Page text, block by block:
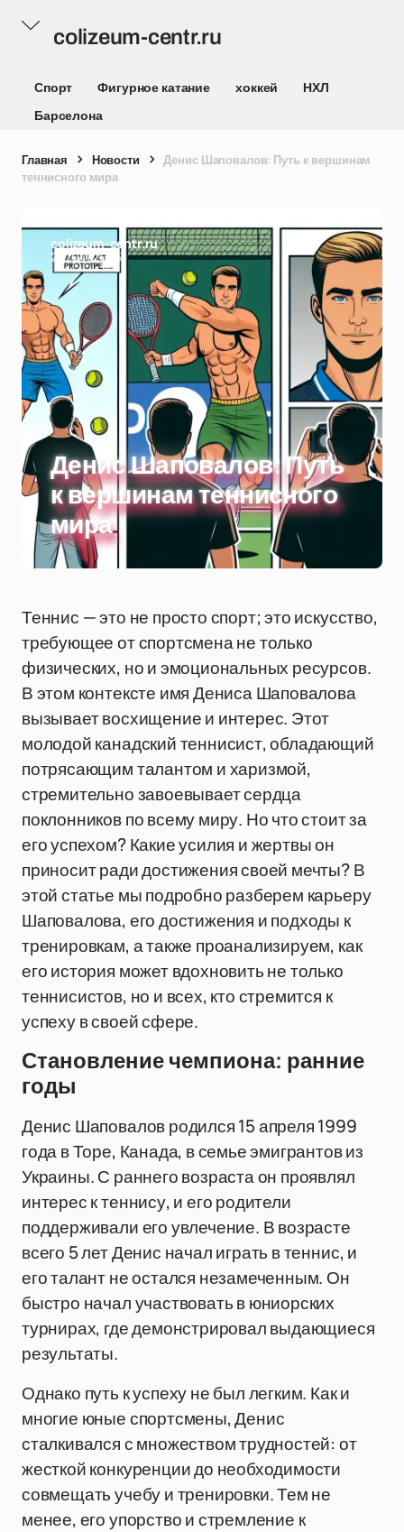
colizeum-centr.ru
Спорт Фигурное катание хоккей
НХЛ
Барселона
Главная Новости
Денис Шаповалов: Путь к вершинам
теннисного мира
colizeum-centr.ru
20/04/2025
Денис Шаповалов: Путь
к вершинам теннисного
мира
Теннис — это не просто спорт; это искусство,
требующее от спортсмена не только
физических, но и эмоциональных ресурсов.
В этом контексте имя Дениса Шаповалова
вызывает восхищение и интерес. Этот
молодой канадский теннисист, обладающий
потрясающим талантом и харизмой,
стремительно завоевывает сердца
поклонников по всему миру. Но что стоит за
его успехом? Какие усилия и жертвы он
приносит ради достижения своей мечты? В
этой статье мы подробно разберем карьеру
Шаповалова, его достижения и подходы к
тренировкам, а также проанализируем, как
его история может вдохновить не только
теннисистов, но и всех, кто стремится к
успеху в своей сфере.
Становление чемпиона: ранние
годы
Денис Шаповалов родился 15 апреля 1999
года в Торе, Канада, в семье эмигрантов из
Украины. С раннего возраста он проявлял
интерес к теннису, и его родители
поддерживали его увлечение. В возрасте
всего 5 лет Денис начал играть в теннис, и
его талант не остался незамеченным. Он
быстро начал участвовать в юниорских
турнирах, где демонстрировал выдающиеся
результаты.
Однако путь к успеху не был легким. Как и
многие юные спортсмены, Денис
сталкивался с множеством трудностей: от
жесткой конкуренции до необходимости
совмещать учебу и тренировки. Тем не
менее, его упорство и стремление к